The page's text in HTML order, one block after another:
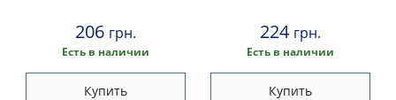
206 грн.
Есть в наличии
Купить
224 грн.
Есть в наличии
Купить